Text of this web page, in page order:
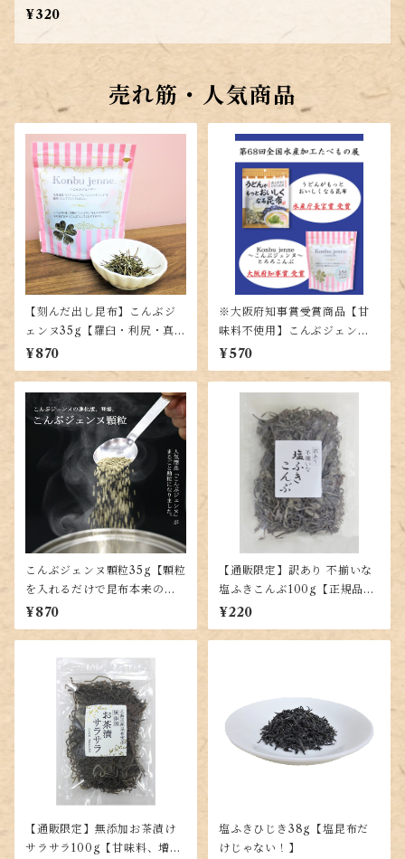
¥320
売れ筋・人気商品
【刻んだ出し昆布】こんぶジ
ェンヌ35g【羅臼・利尻・真昆
布の黄金比率ブレンド】
¥870
※大阪府知事賞受賞商品【甘
味料不使用】こんぶジェンヌ
とろろ35g【羅臼・利尻・真昆
布の入った贅沢とろろ昆布】
¥570
こんぶジェンヌ顆粒35g【顆粒
を入れるだけで昆布本来の味
が楽しめる！出し昆布代わり
に！羅臼・利尻・真昆布を贅
¥870
【通販限定】訳あり 不揃いな
塩ふきこんぶ100g【正規品と
同じ味】
¥220
【通販限定】無添加お茶漬け
サラサラ100g【甘味料、増粘
塩ふきひじき38g【塩昆布だ
けじゃない！】